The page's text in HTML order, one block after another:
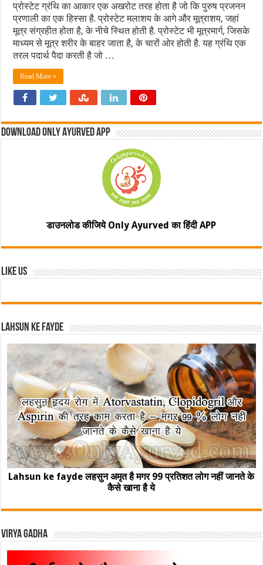
प्रोस्टेट ग्रंथि का आकार एक अखरोट तरह होता है जो कि पुरुष प्रजनन
प्रणाली का एक हिस्सा है. प्रोस्टेट मलाशय के आगे और मूत्राशय, जहां
मूत्र संग्रहीत होता है, के नीचे स्थित होती है. प्रोस्टेट भी मूत्रमार्ग, जिसके
माध्यम से मूत्र शरीर के बाहर जाता है, के चारों ओर होती है. यह ग्रंथि एक
तरल पदार्थ पैदा करती है जो …
Read More »
Download Only Ayurved App
डाउनलोड कीजिये Only Ayurved का हिंदी APP
Like Us
Lahsun ke fayde
Lahsun ke fayde लहसुन अमृत है मगर 99 प्रतिशत लोग नहीं जानते के
कैसे खाना है ये
Virya Gadha